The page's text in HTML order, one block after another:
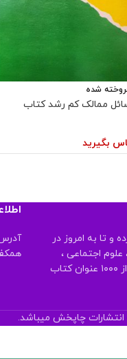
شده
ممالک کم رشد کتاب
بگیرید
آغاز به کار کرده و تا به امروز در
اجتماعی ،
انتشار آثار دکتر شریعتی ، اقتصاد و ... بیش از ۱۰۰۰ عنوان کتاب
همکف
چاپخش میباشد.